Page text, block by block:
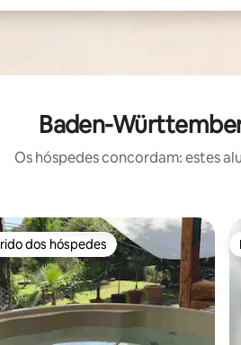
Baden-
Os hóspedes concordam: estes
dos hóspedes
dos hóspedes